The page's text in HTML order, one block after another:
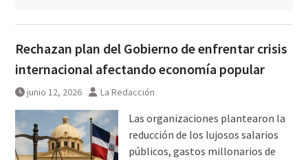
Rechazan plan del Gobierno de enfrentar crisis
internacional afectando economía popular
junio 12, 2026 La Redacción
Las organizaciones plantearon la
reducción de los lujosos salarios
públicos, gastos millonarios de